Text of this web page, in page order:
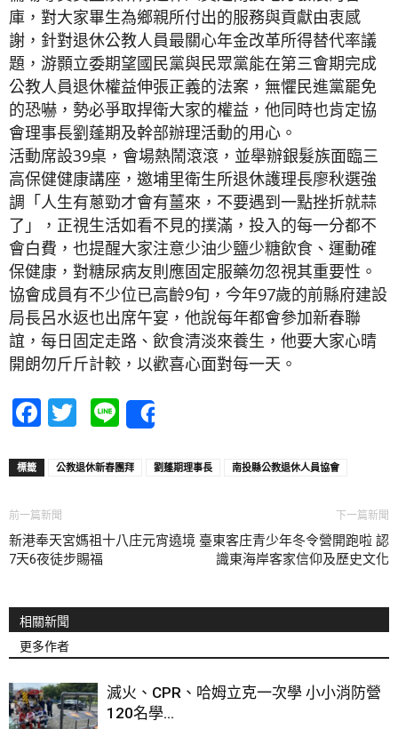
庫，對大家畢生為鄉親所付出的服務與貢獻由衷感
謝，針對退休公教人員最關心年金改革所得替代率議
題，游顥立委期望國民黨與民眾黨能在第三會期完成
公教人員退休權益伸張正義的法案，無懼民進黨罷免
的恐嚇，勢必爭取捍衛大家的權益，他同時也肯定協
會理事長劉蓬期及幹部辦理活動的用心。
活動席設39桌，會場熱鬧滾滾，並舉辦銀髮族面臨三
高保健健康講座，邀埔里衛生所退休護理長廖秋選強
調「人生有蔥勁才會有薑來，不要遇到一點挫折就蒜
了」，正視生活如看不見的撲滿，投入的每一分都不
會白費，也提醒大家注意少油少鹽少糖飲食、運動確
保健康，對糖尿病友則應固定服藥勿忽視其重要性。
協會成員有不少位已高齡9旬，今年97歲的前縣府建設
局長呂水返也出席午宴，他說每年都會參加新春聯
誼，每日固定走路、飲食清淡來養生，他要大家心晴
開朗勿斤斤計較，以歡喜心面對每一天。
Facebook
Twitter
Line
標籤 公教退休新春團拜 劉蓬期理事長 南投縣公教退休人員協會
前一篇新聞
新港奉天宮媽祖十八庄元宵遶境
7天6夜徒步賜福
下一篇新聞
臺東客庄青少年冬令營開跑啦 認
識東海岸客家信仰及歷史文化
相關新聞
更多作者
滅火、CPR、哈姆立克一次學 小小消防營
120名學...